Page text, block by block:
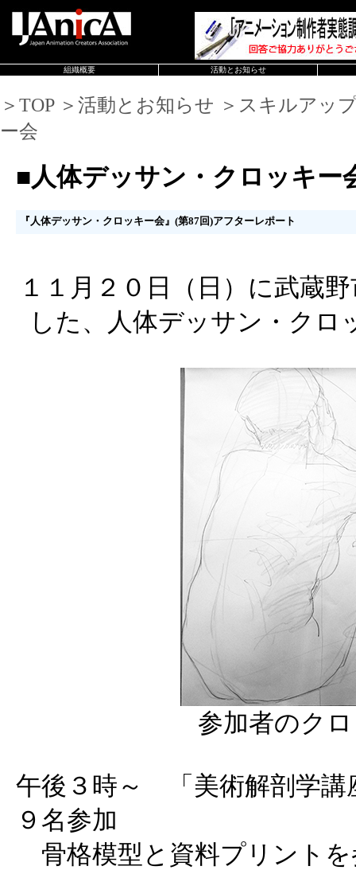
組織概要 活動とお知らせ
＞TOP ＞活動とお知らせ ＞スキルアッ
ー会
■人体デッサン・クロッキー
『人体デッサン・クロッキー会』(第87回)アフターレポート
１１月２０日（日）に武蔵
した、人体デッサン・クロ
参加者のク
午後３時～ 「美術解剖学講
９名参加
骨格模型と資料プリント